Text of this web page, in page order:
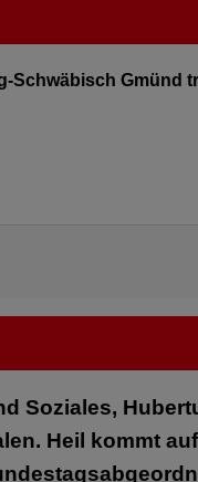
Schwäbisch Gmünd
Soziales,
Heil kommt